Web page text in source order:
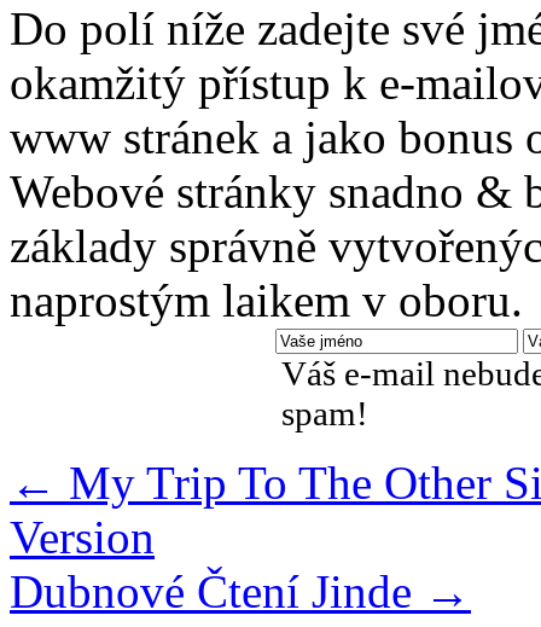
Do polí níže zadejte své
okamžitý přístup k e-
www stránek a jako
Webové stránky snadno &
základy správně
naprostým laikem v oboru.
Váš e-mail
spam!
← My Trip To The Other
Version
Dubnové Čtení Jinde →